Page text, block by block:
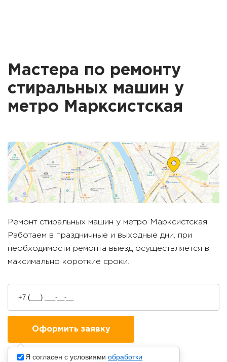
Мастера по ремонту
стиральных машин у
метро
Марксистская
Ремонт стиральных машин у метро Марксистская.
Работаем в праздничные и выходные дни, при
необходимости ремонта выезд осуществляется в
максимально короткие сроки.
Я согласен с условиями обработки